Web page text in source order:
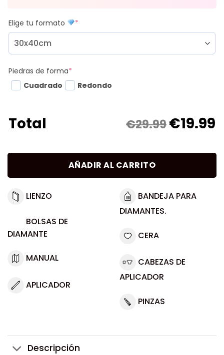
Elige tu formato *
Piedras de forma*
Cuadrado
Redondo
Total €29.99€19.99
AÑADIR AL CARRITO
LIENZO
BOLSAS DE
DIAMANTE
MANUAL
APLICADOR
BANDEJA PARA
DIAMANTES.
CERA
CABEZAS DE
APLICADOR
PINZAS
Descripción